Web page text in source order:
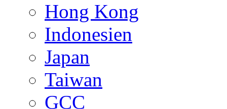
Hong Kong
Indonesien
Japan
Taiwan
GCC